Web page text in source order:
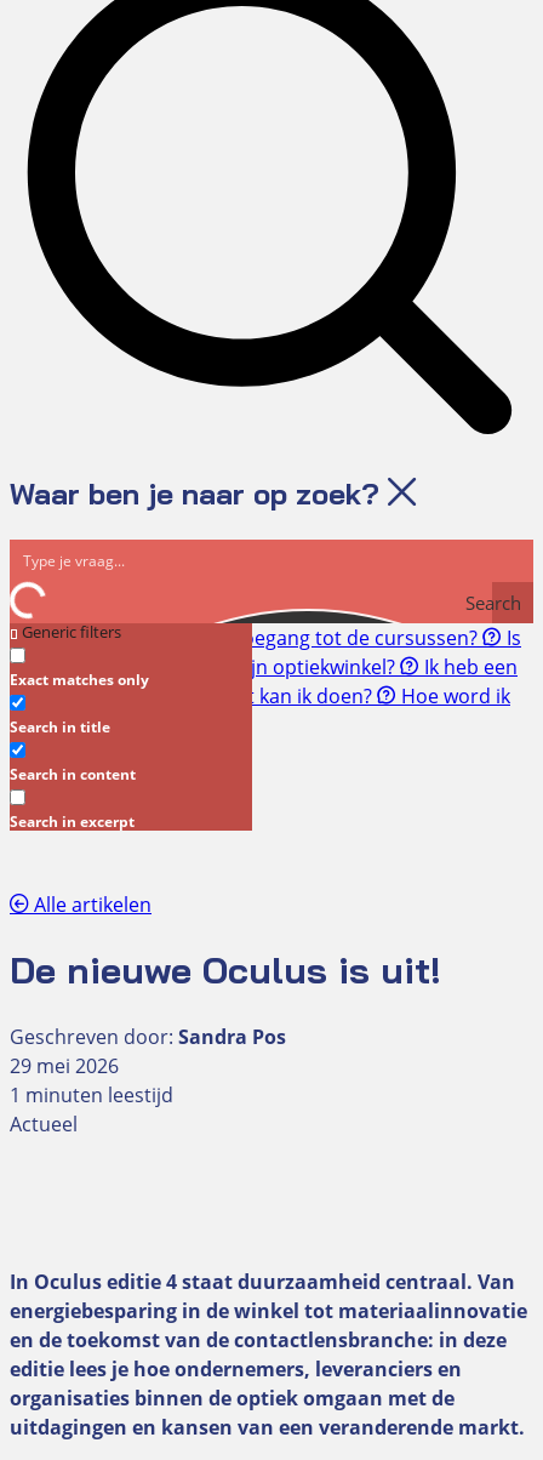
Waar ben je naar op zoek?
Search
Generic filters
Exact matches only
Search in title
Search in content
Search in excerpt
Snel naar: Hoe krijg ik toegang tot de cursussen?
Is
een RI&E verplicht voor mijn optiekwinkel?
Ik heb een
geschil met mijn klant. Wat kan ik doen?
Hoe word ik
lid?
Nieuws
Alle artikelen
De nieuwe Oculus is uit!
Geschreven door: Sandra Pos
29 mei 2026
1 minuten leestijd
Actueel
In Oculus editie 4 staat duurzaamheid centraal. Van
energiebesparing in de winkel tot materiaalinnovatie
en de toekomst van de contactlensbranche: in deze
editie lees je hoe ondernemers, leveranciers en
organisaties binnen de optiek omgaan met de
uitdagingen en kansen van een veranderende markt.